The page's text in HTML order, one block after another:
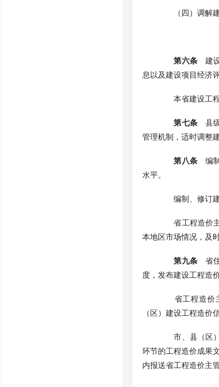
（四）调解建
第六条建设
息以及建设项目经济
本省建设工程
第七条县级
管理机制，适时调整
第八条编制
水平。
编制、修订建
省工程造价主
本地区市场情况，及
第九条省住
度，发布建设工程造
省工程造价主
（区）建设工程造价
市、县（区）
环节的工程造价成果
内报送省工程造价主